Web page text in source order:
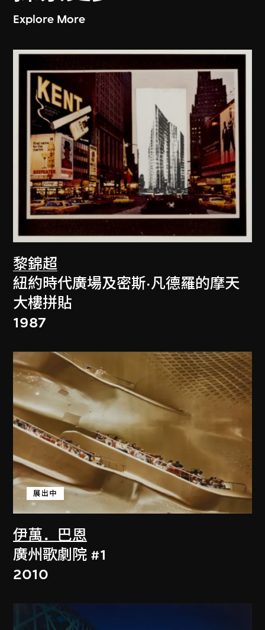
Explore More
黎錦超
紐約時代廣場及密斯·凡德羅的摩天
大樓拼貼
1987
伊萬．巴恩
展出中
廣州歌劇院 #1
2010